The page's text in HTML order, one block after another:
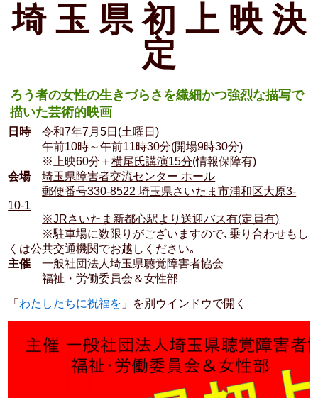
埼 玉 県 初 上 映 決
定
ろう者の女性の生きづらさを繊細かつ強烈な描写で
描いた芸術的映画
日時令和7年7月5日(土曜日)
午前10時～午前11時30分(開場9時30分)
※上映60分＋横尾氏講演15分(情報保障有)
会場
埼玉県障害者交流センター ホール
郵便番号330-8522 埼玉県さいたま市浦和区大原3-
10-1
※JRさいたま新都心駅より送迎バス有(定員有)
※駐車場に数限りがございますので､乗り合わせもし
くは公共交通機関でお越しください｡
主催 一般社団法人埼玉県聴覚障害者協会
福祉・労働委員会＆女性部
「 わたしたちに祝福を 」を別ウインドウで開く